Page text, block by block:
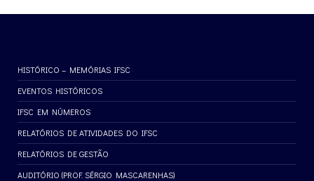
HISTÓRICO – MEMÓRIAS IFSC
EVENTOS HISTÓRICOS
IFSC EM NÚMEROS
RELATÓRIOS DE ATIVIDADES DO IFSC
RELATÓRIOS DE GESTÃO
AUDITÓRIO (PROF. SÉRGIO MASCARENHAS)